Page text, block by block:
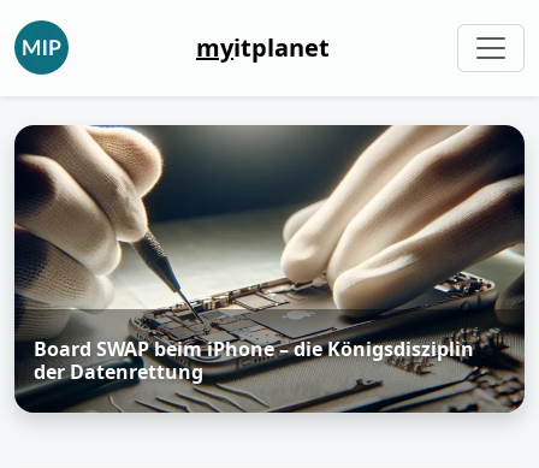
myitplanet
Board SWAP beim iPhone – die Königsdisziplin
der Datenrettung